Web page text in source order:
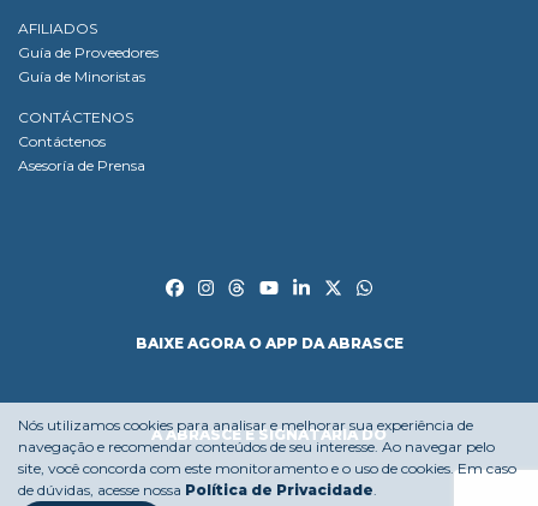
AFILIADOS
Guía de Proveedores
Guía de Minoristas
CONTÁCTENOS
Contáctenos
Asesoría de Prensa
BAIXE AGORA O APP DA ABRASCE
A ABRASCE É SIGNATÁRIA DO
Nós utilizamos cookies para analisar e melhorar sua experiência de
navegação e recomendar conteúdos de seu interesse. Ao navegar pelo
site, você concorda com este monitoramento e o uso de cookies. Em caso
de dúvidas, acesse nossa Política de Privacidade.